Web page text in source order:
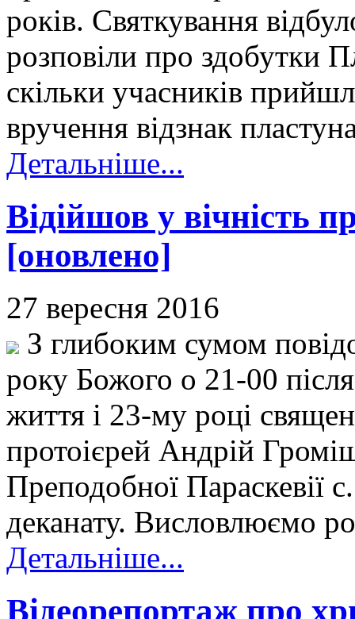
років. Святкування
розповіли про здобутки
скільки учасників
вручення відзнак
Детальніше...
Відійшов у вічність
[оновлено]
27 вересня 2016
З глибоким сумом
року Божого о 21-00
життя і 23-му році
протоієрей Андрій
Преподобної Параскевії
деканату. Висловлюємо
Детальніше...
Відеорепортаж про